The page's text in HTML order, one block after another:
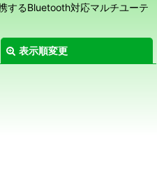
するBluetooth対応マルチユーテ
表示順変更